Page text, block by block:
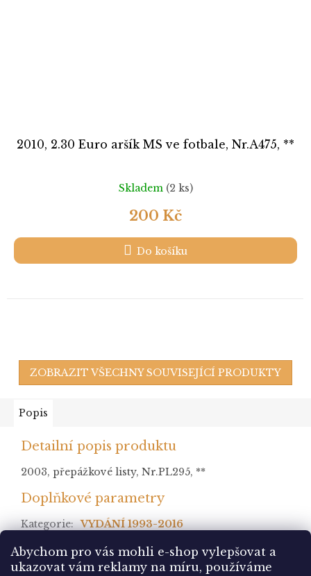
Abychom pro vás mohli e-shop vylepšovat a
ukazovat vám reklamy na míru, používáme
2010, 2.30 Euro aršík MS ve fotbale, Nr.A475, **
Skladem (2 ks)
200 Kč
Do košíku
ZOBRAZIT VŠECHNY SOUVISEJÍCÍ PRODUKTY
Popis
Detailní popis produktu
2003, přepážkové listy, Nr.PL295, **
Doplňkové parametry
Kategorie: VYDÁNÍ 1993-2016